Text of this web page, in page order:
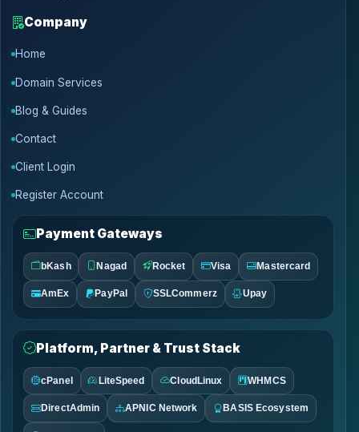
Company
Home
Domain Services
Blog & Guides
Contact
Client Login
Register Account
Payment Gateways
bKash Nagad Rocket Visa Mastercard
AmEx PayPal SSLCommerz Upay
Platform, Partner & Trust Stack
cPanel LiteSpeed CloudLinux WHMCS
DirectAdmin APNIC Network BASIS Ecosystem